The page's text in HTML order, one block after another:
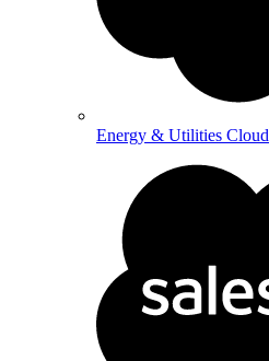
Energy & Utilities Cloud